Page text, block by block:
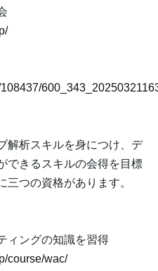
解析スキルを身につけ、デ
できるスキルの会得を目標
三つの資格があります。
ィングの知識を習得
course/wac/